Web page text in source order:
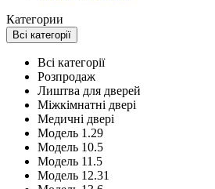
Категории
Всі категорії
Всі категорії
Розпродаж
Лиштва для дверей
Міжкімнатні двері
Медичні двері
Модель 1.29
Модель 10.5
Модель 11.5
Модель 12.31